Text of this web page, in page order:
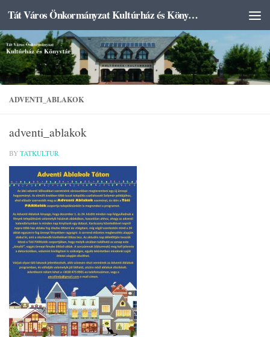
Skip to content Tát Város Önkormányzat Kultúrház és Könyvtár
ADVENTI_ABLAKOK
adventi_ablakok
BY TATKULTUR